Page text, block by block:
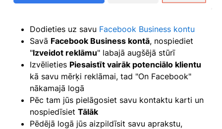
Dodieties uz savu Facebook Business kontu
Savā Facebook Business kontā, nospiediet
"Izveidot reklāmu" labajā augšējā stūrī
Izvēlieties Piesaistīt vairāk potenciālo klientu
kā savu mērķi reklāmai, tad "On Facebook"
nākamajā logā
Pēc tam jūs pielāgosiet savu kontaktu karti un
nospiedīsiet Tālāk
Pēdējā logā jūs aizpildīsit savu aprakstu,